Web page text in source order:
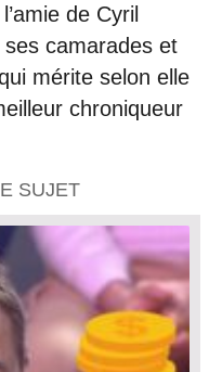
de Cyril
camarades et
mérite selon elle
chroniqueur
SUJET